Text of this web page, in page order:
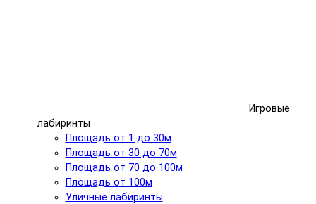
Игровые
лабиринты
Площадь от 1 до 30м
Площадь от 30 до 70м
Площадь от 70 до 100м
Площадь от 100м
Уличные лабиринты